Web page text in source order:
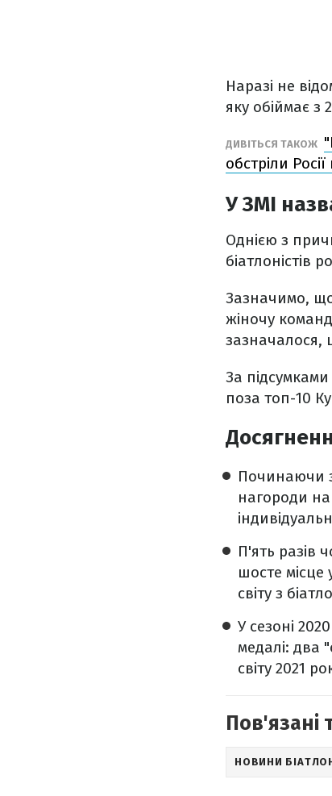
Наразі не
яку обіймає з
ДИВІТЬСЯ ТАКОЖ
обстріли
У ЗМІ
Однією з
біатлоністів
Зазначимо,
жіночу
зазначалося,
За
поза топ-10
Починаючи з
нагороди на
П'ять разів
шосте місце
світу з
У сезоні
медалі: два
світу 2021
Пов'язані
НОВИНИ